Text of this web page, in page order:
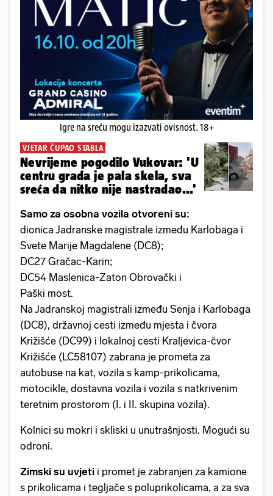
Igre na sreću mogu izazvati ovisnost. 18+
VJETAR ČUPAO STABLA
Nevrijeme pogodilo Vukovar: 'U
centru grada je pala skela, sva
sreća da nitko nije nastradao...'
Samo za osobna vozila otvoreni su:
dionica Jadranske magistrale između Karlobaga i
Svete Marije Magdalene (DC8);
DC27 Gračac-Karin;
DC54 Maslenica-Zaton Obrovački i
Paški most.
Na Jadranskoj magistrali između Senja i Karlobaga
(DC8), državnoj cesti između mjesta i čvora
Križišće (DC99) i lokalnoj cesti Kraljevica-čvor
Križišće (LC58107) zabrana je prometa za
autobuse na kat, vozila s kamp-prikolicama,
motocikle, dostavna vozila i vozila s natkrivenim
teretnim prostorom (I. i II. skupina vozila).
Kolnici su mokri i skliski u unutrašnjosti. Mogući su
odroni.
Zimski su uvjeti i promet je zabranjen za kamione
s prikolicama i tegljače s poluprikolicama, a za sva